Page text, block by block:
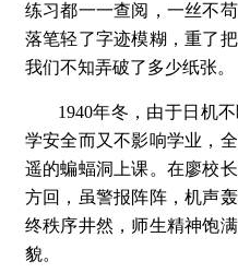
练习都一一查阅，一丝不
落笔轻了字迹模糊，重了
我们不知弄破了多少纸张。
1940年冬，由于日机
学安全而又不影响学业，
遥的蝙蝠洞上课。在廖校
方回，虽警报阵阵，机声
终秩序井然，师生精神饱
貌。